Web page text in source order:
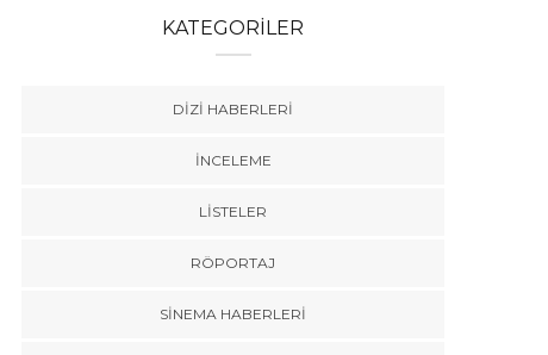
KATEGORILER
DIZI HABERLERI
İNCELEME
LISTELER
RÖPORTAJ
SINEMA HABERLERI